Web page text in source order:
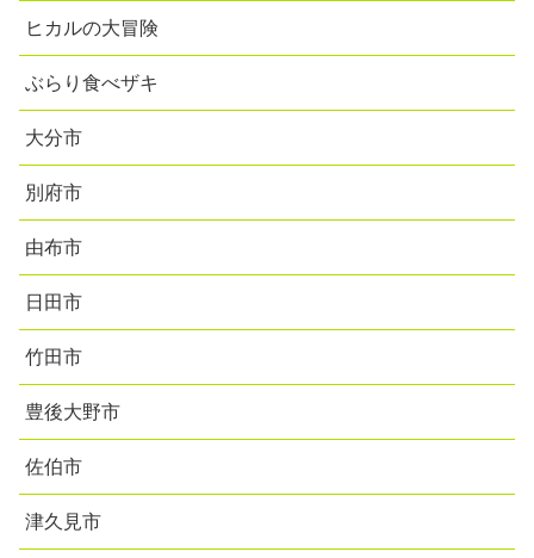
ヒカルの大冒険
ぶらり食べザキ
大分市
別府市
由布市
日田市
竹田市
豊後大野市
佐伯市
津久見市